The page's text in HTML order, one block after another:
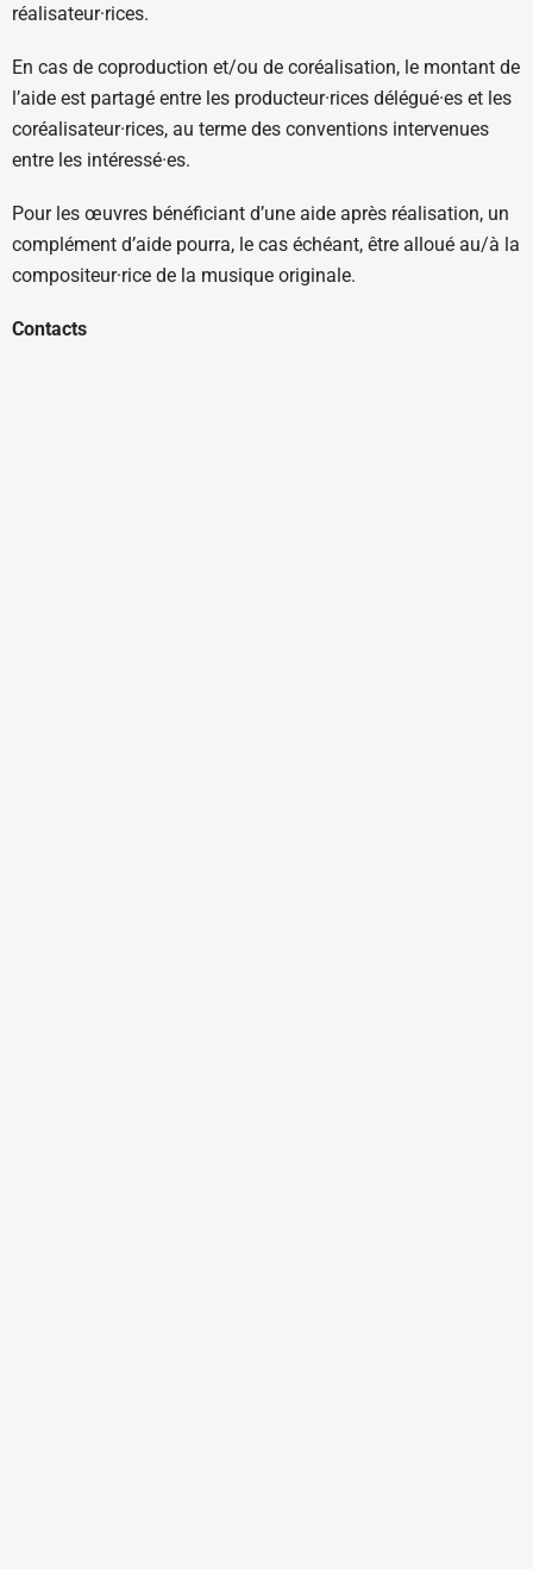
réalisateur·rices.
En cas de coproduction et/ou de coréalisation, le montant de
l’aide est partagé entre les producteur·rices délégué·es et les
coréalisateur·rices, au terme des conventions intervenues
entre les intéressé·es.
Pour les œuvres bénéficiant d’une aide après réalisation, un
complément d’aide pourra, le cas échéant, être alloué au/à la
compositeur·rice de la musique originale.
Contacts